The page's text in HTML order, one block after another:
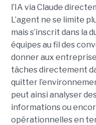
l’IA via Claude
L’agent ne se limite
mais s’inscrit dans la
équipes au fil des
donner aux
tâches directement
quitter
peut ainsi analyser
informations ou
opérationnelles en